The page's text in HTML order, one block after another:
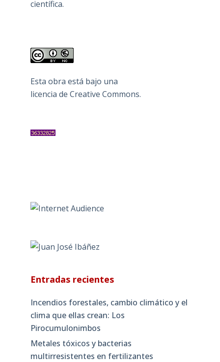
científica.
Esta obra está bajo una
licencia de Creative Commons.
Entradas recientes
Incendios forestales, cambio climático y el
clima que ellas crean: Los
Pirocumulonimbos
Metales tóxicos y bacterias
multirresistentes en fertilizantes